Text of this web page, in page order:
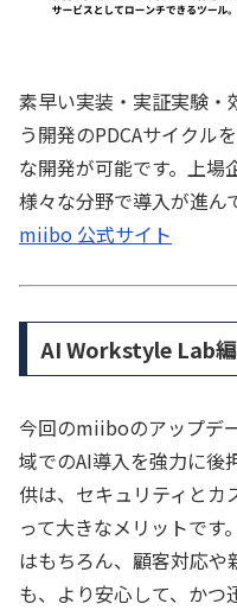
素早い実装・実証実験・
う開発のPDCAサイクル
な開発が可能です。上場
様々な分野で導入が進ん
miibo 公式サイト
AI Workstyle Lab
今回のmiiboのアップデ
域でのAI導入を強力に後
供は、セキュリティとカ
って大きなメリットです
はもちろん、顧客対応や
も、より安心して、かつ